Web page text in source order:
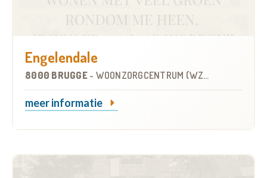
Engelendale
8000 BRUGGE - WOONZORGCENTRUM (WZC)
meer informatie